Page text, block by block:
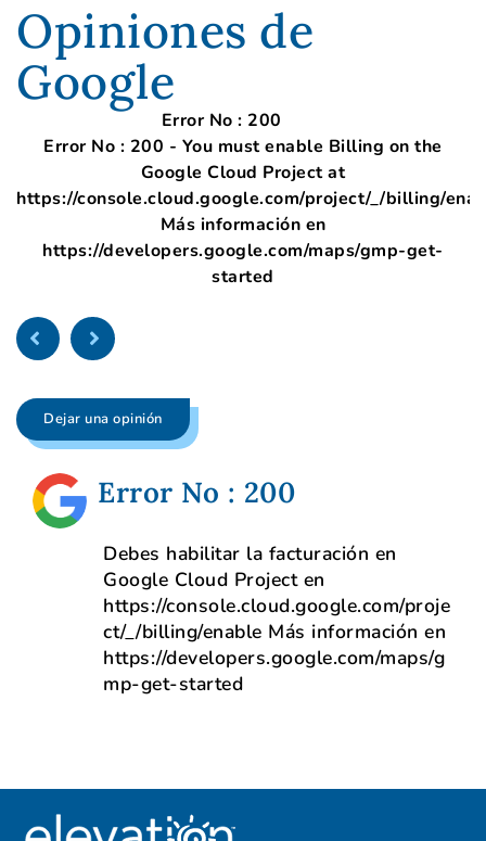
Opiniones de
Google
Error No : 200
Error No : 200 - You must enable Billing on the
Google Cloud Project at
https://console.cloud.google.com/project/_/billing/
Más información en
https://developers.google.com/maps/gmp-get-
started
Dejar una opinión
Error No : 200
Debes habilitar la facturación en
Google Cloud Project en
https://console.cloud.google.com/proje
ct/_/billing/enable Más información en
https://developers.google.com/maps/g
mp-get-started